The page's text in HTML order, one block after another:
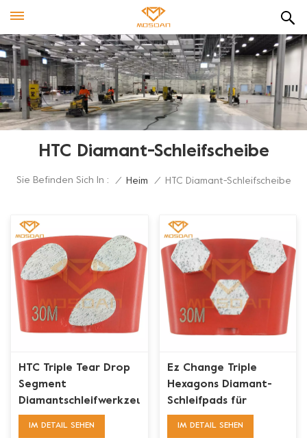
HTC Diamant-Schleifscheibe
Sie Befinden Sich In : / Heim / HTC Diamant-Schleifscheibe
HTC Triple Tear Drop
Segment
Diamantschleifwerkzeuge
zum Entfernen von
IM DETAIL SEHEN
Ez Change Triple
Hexagons Diamant-
Schleifpads für
Betonterrazzo
IM DETAIL SEHEN